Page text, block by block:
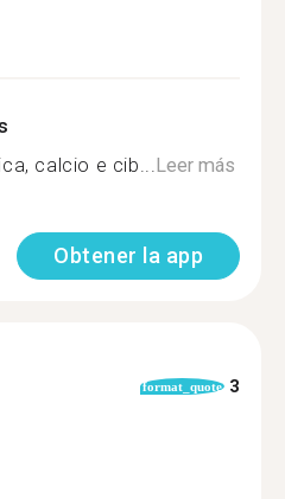
calcio e cib...Leer más
Obtener la app
format_quote 3